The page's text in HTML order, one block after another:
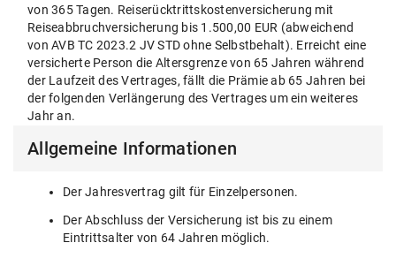
von 365 Tagen. Reiserücktrittskostenversicherung mit
Reiseabbruchversicherung bis 1.500,00 EUR (abweichend
von AVB TC 2023.2 JV STD ohne Selbstbehalt). Erreicht eine
versicherte Person die Altersgrenze von 65 Jahren während
der Laufzeit des Vertrages, fällt die Prämie ab 65 Jahren bei
der folgenden Verlängerung des Vertrages um ein weiteres
Jahr an.
Allgemeine Informationen
Der Jahresvertrag gilt für Einzelpersonen.
Der Abschluss der Versicherung ist bis zu einem
Eintrittsalter von 64 Jahren möglich.